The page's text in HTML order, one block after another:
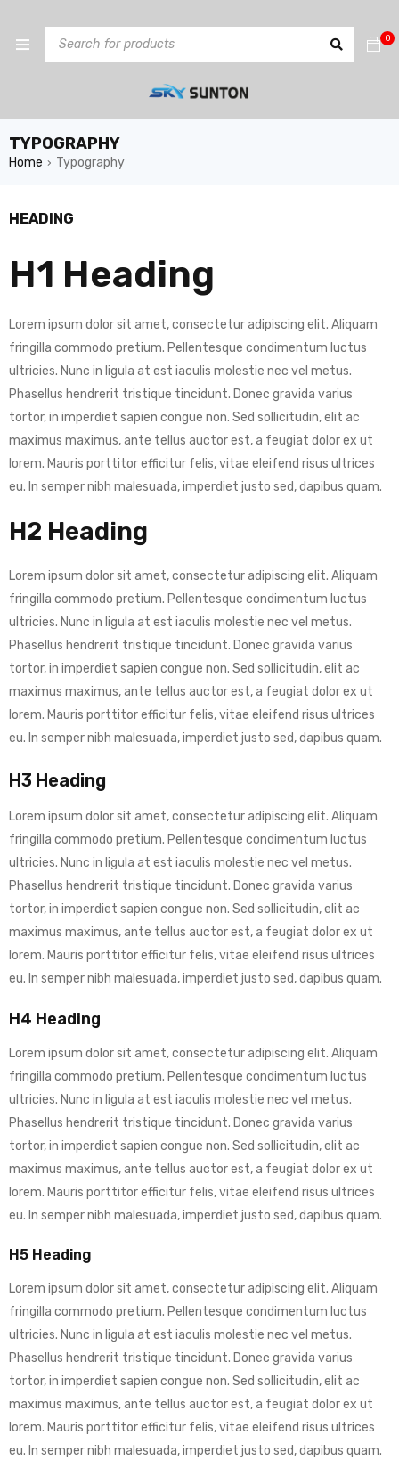
0
TYPOGRAPHY
Home › Typography
HEADING
H1 Heading
Lorem ipsum dolor sit amet, consectetur adipiscing elit. Aliquam
fringilla commodo pretium. Pellentesque condimentum luctus
ultricies. Nunc in ligula at est iaculis molestie nec vel metus.
Phasellus hendrerit tristique tincidunt. Donec gravida varius
tortor, in imperdiet sapien congue non. Sed sollicitudin, elit ac
maximus maximus, ante tellus auctor est, a feugiat dolor ex ut
lorem. Mauris porttitor efficitur felis, vitae eleifend risus ultrices
eu. In semper nibh malesuada, imperdiet justo sed, dapibus quam.
H2 Heading
Lorem ipsum dolor sit amet, consectetur adipiscing elit. Aliquam
fringilla commodo pretium. Pellentesque condimentum luctus
ultricies. Nunc in ligula at est iaculis molestie nec vel metus.
Phasellus hendrerit tristique tincidunt. Donec gravida varius
tortor, in imperdiet sapien congue non. Sed sollicitudin, elit ac
maximus maximus, ante tellus auctor est, a feugiat dolor ex ut
lorem. Mauris porttitor efficitur felis, vitae eleifend risus ultrices
eu. In semper nibh malesuada, imperdiet justo sed, dapibus quam.
H3 Heading
Lorem ipsum dolor sit amet, consectetur adipiscing elit. Aliquam
fringilla commodo pretium. Pellentesque condimentum luctus
ultricies. Nunc in ligula at est iaculis molestie nec vel metus.
Phasellus hendrerit tristique tincidunt. Donec gravida varius
tortor, in imperdiet sapien congue non. Sed sollicitudin, elit ac
maximus maximus, ante tellus auctor est, a feugiat dolor ex ut
lorem. Mauris porttitor efficitur felis, vitae eleifend risus ultrices
eu. In semper nibh malesuada, imperdiet justo sed, dapibus quam.
H4 Heading
Lorem ipsum dolor sit amet, consectetur adipiscing elit. Aliquam
fringilla commodo pretium. Pellentesque condimentum luctus
ultricies. Nunc in ligula at est iaculis molestie nec vel metus.
Phasellus hendrerit tristique tincidunt. Donec gravida varius
tortor, in imperdiet sapien congue non. Sed sollicitudin, elit ac
maximus maximus, ante tellus auctor est, a feugiat dolor ex ut
lorem. Mauris porttitor efficitur felis, vitae eleifend risus ultrices
eu. In semper nibh malesuada, imperdiet justo sed, dapibus quam.
H5 Heading
Lorem ipsum dolor sit amet, consectetur adipiscing elit. Aliquam
fringilla commodo pretium. Pellentesque condimentum luctus
ultricies. Nunc in ligula at est iaculis molestie nec vel metus.
Phasellus hendrerit tristique tincidunt. Donec gravida varius
tortor, in imperdiet sapien congue non. Sed sollicitudin, elit ac
maximus maximus, ante tellus auctor est, a feugiat dolor ex ut
lorem. Mauris porttitor efficitur felis, vitae eleifend risus ultrices
eu. In semper nibh malesuada, imperdiet justo sed, dapibus quam.